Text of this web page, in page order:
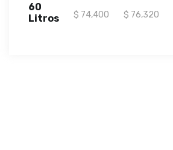
60
Litros
$ 74,400 $ 76,320